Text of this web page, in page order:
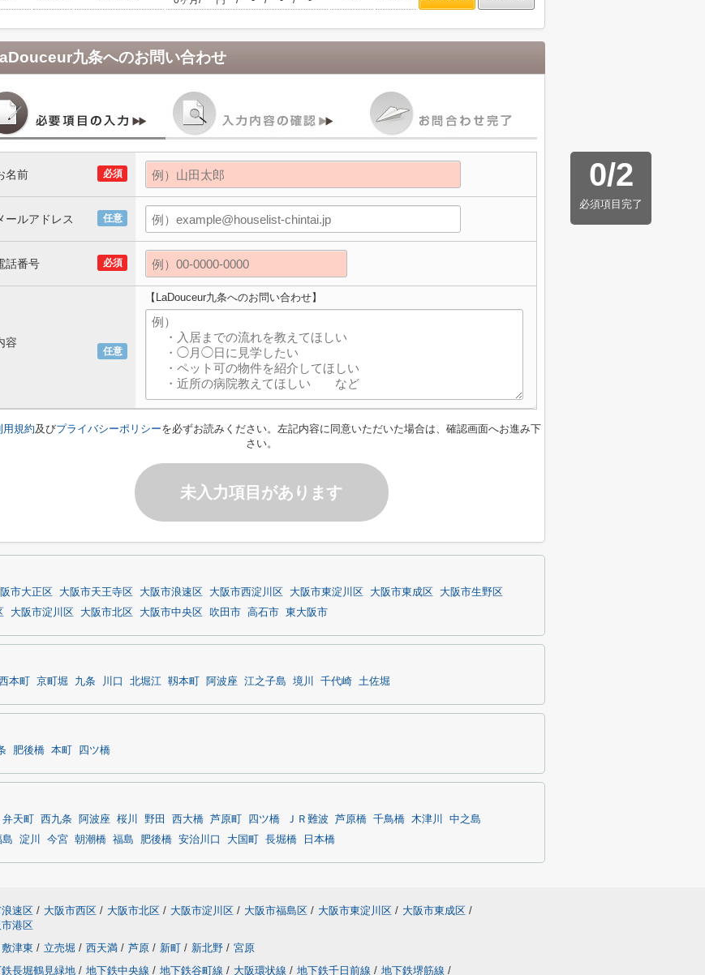
九条へのお問い合わせ
0/2
必須項目完了
必須
名前
任意
ールアドレス
必須
話番号
任意
容
【LaDouceur九条へのお問い合わせ】
用規約及びプライバシーポリシーを必ずお読みください。左記内容に同意いただいた場合は、確認画面へお進み下
さい。
未入力項目があります
市大正区 大阪市天王寺区 大阪市浪速区 大阪市西淀川区 大阪市東淀川区 大阪市東成区
大阪市生野区
大阪市淀川区 大阪市北区 大阪市中央区 吹田市 高石市 東大阪市
西本町 京町堀 九条 川口 北堀江 靱本町 阿波座 江之子島 境川 千代崎 土佐堀
肥後橋 本町 四ツ橋
弁天町 西九条 阿波座 桜川 野田 西大橋 芦原町 四ツ橋 ＪＲ難波 芦原橋 千鳥橋 木津川
中之島
島 淀川 今宮 朝潮橋 福島 肥後橋 安治川口 大国町 長堀橋 日本橋
速区 / 大阪市西区 / 大阪市北区 / 大阪市淀川区 / 大阪市福島区 / 大阪市東淀川区 / 大阪市東成区 /
港区
敷津東 / 立売堀 / 西天満 / 芦原 / 新町 / 新北野 / 宮原
長堀鶴見緑地 / 地下鉄中央線 / 地下鉄谷町線 / 大阪環状線 / 地下鉄千日前線 / 地下鉄堺筋線 /